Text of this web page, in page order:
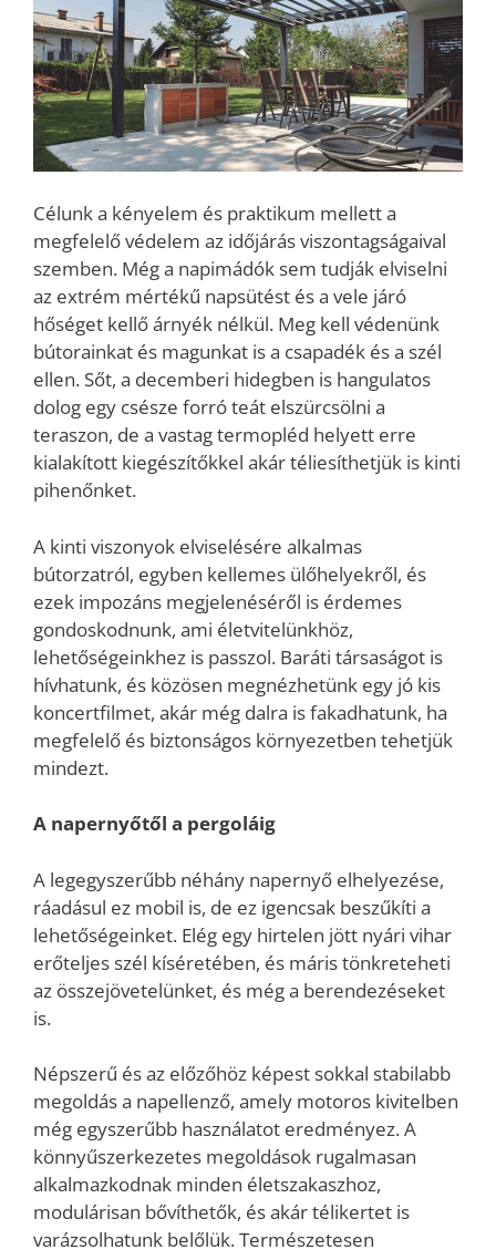
Célunk a kényelem és praktikum mellett a
megfelelő védelem az időjárás viszontagságaival
szemben. Még a napimádók sem tudják elviselni
az extrém mértékű napsütést és a vele járó
hőséget kellő árnyék nélkül. Meg kell védenünk
bútorainkat és magunkat is a csapadék és a szél
ellen. Sőt, a decemberi hidegben is hangulatos
dolog egy csésze forró teát elszürcsölni a
teraszon, de a vastag termopléd helyett erre
kialakított kiegészítőkkel akár téliesíthetjük is kinti
pihenőnket.
A kinti viszonyok elviselésére alkalmas
bútorzatról, egyben kellemes ülőhelyekről, és
ezek impozáns megjelenéséről is érdemes
gondoskodnunk, ami életvitelünkhöz,
lehetőségeinkhez is passzol. Baráti társaságot is
hívhatunk, és közösen megnézhetünk egy jó kis
koncertfilmet, akár még dalra is fakadhatunk, ha
megfelelő és biztonságos környezetben tehetjük
mindezt.
A napernyőtől a pergoláig
A legegyszerűbb néhány napernyő elhelyezése,
ráadásul ez mobil is, de ez igencsak beszűkíti a
lehetőségeinket. Elég egy hirtelen jött nyári vihar
erőteljes szél kíséretében, és máris tönkreteheti
az összejövetelünket, és még a berendezéseket
is.
Népszerű és az előzőhöz képest sokkal stabilabb
megoldás a napellenző, amely motoros kivitelben
még egyszerűbb használatot eredményez. A
könnyűszerkezetes megoldások rugalmasan
alkalmazkodnak minden életszakaszhoz,
modulárisan bővíthetők, és akár télikertet is
varázsolhatunk belőlük. Természetesen